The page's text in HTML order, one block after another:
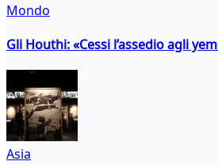
Mondo
Gli Houthi: «Cessi l’assedio agli
Asia